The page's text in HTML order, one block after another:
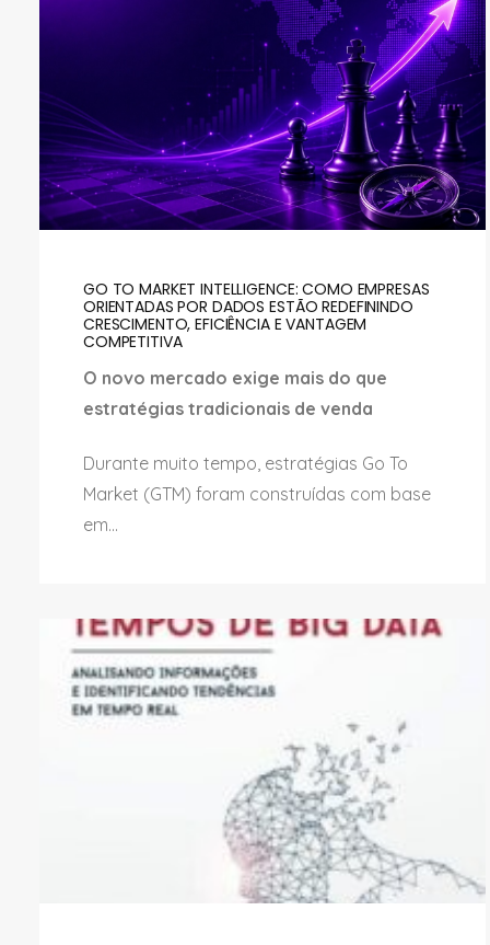
GO TO MARKET INTELLIGENCE: COMO EMPRESAS
ORIENTADAS POR DADOS ESTÃO REDEFININDO
CRESCIMENTO, EFICIÊNCIA E VANTAGEM
COMPETITIVA
O novo mercado exige mais do que
estratégias tradicionais de venda
Durante muito tempo, estratégias Go To
Market (GTM) foram construídas com base
em...